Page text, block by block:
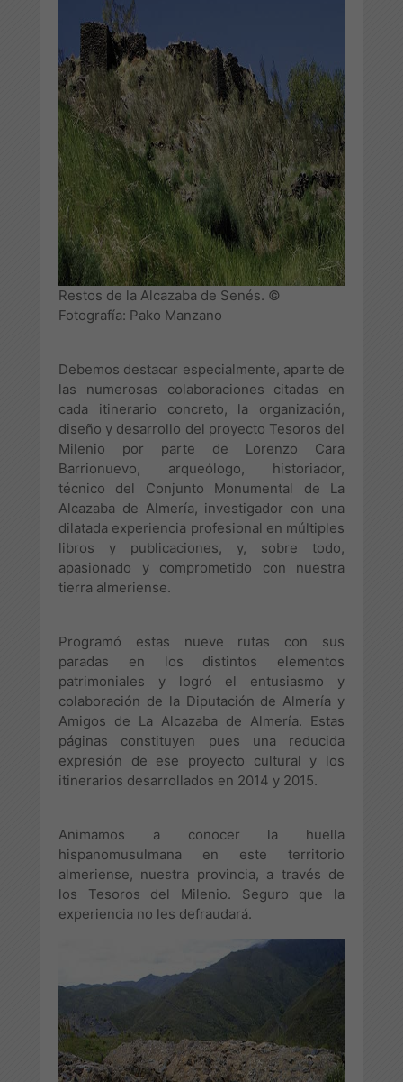
Restos de la Alcazaba de Senés. ©
Fotografía: Pako Manzano
Debemos destacar especialmente, aparte de
las numerosas colaboraciones citadas en
cada itinerario concreto, la organización,
diseño y desarrollo del proyecto Tesoros del
Milenio por parte de Lorenzo Cara
Barrionuevo, arqueólogo, historiador,
técnico del Conjunto Monumental de La
Alcazaba de Almería, investigador con una
dilatada experiencia profesional en múltiples
libros y publicaciones, y, sobre todo,
apasionado y comprometido con nuestra
tierra almeriense.
Programó estas nueve rutas con sus
paradas en los distintos elementos
patrimoniales y logró el entusiasmo y
colaboración de la Diputación de Almería y
Amigos de La Alcazaba de Almería. Estas
páginas constituyen pues una reducida
expresión de ese proyecto cultural y los
itinerarios desarrollados en 2014 y 2015.
Animamos a conocer la huella
hispanomusulmana en este territorio
almeriense, nuestra provincia, a través de
los Tesoros del Milenio. Seguro que la
experiencia no les defraudará.